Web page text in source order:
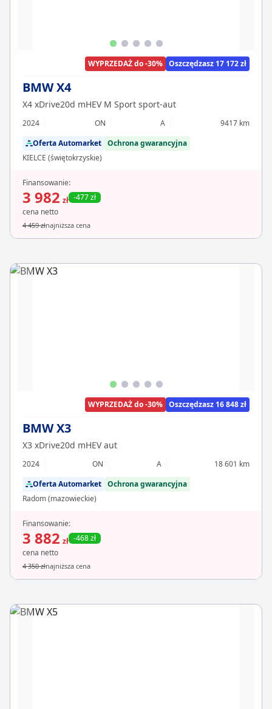
WYPRZEDAŻ do -30% Oszczędzasz 17 172 zł
BMW X4
X4 xDrive20d mHEV M Sport sport-aut
2024 ON A
9417 km
Oferta Automarket Ochrona gwarancyjna
KIELCE (świętokrzyskie)
Finansowanie:
3 982 zł -477 zł
cena netto
4 459 złnajniższa cena
WYPRZEDAŻ do -30% Oszczędzasz 16 848 zł
BMW X3
X3 xDrive20d mHEV aut
2024 ON A
18 601 km
Oferta Automarket Ochrona gwarancyjna
Radom (mazowieckie)
Finansowanie:
3 882 zł -468 zł
cena netto
4 350 złnajniższa cena